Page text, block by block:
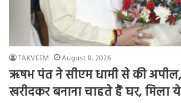
TAKVEEM August 8, 2026
ऋषभ पंत ने सीएम धामी से की अपील,
खरीदकर बनाना चाहते हैं घर, मिला